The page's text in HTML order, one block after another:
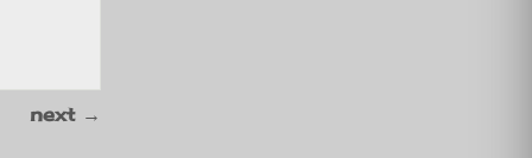
next →